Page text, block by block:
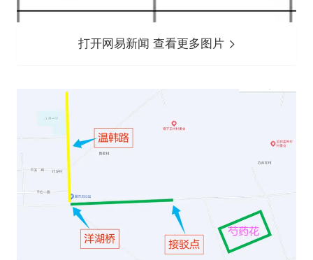
打开网易新闻 查看更多图片